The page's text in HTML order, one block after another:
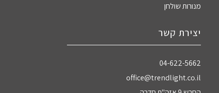
מנורות שולחן
יצירת קשר
04-622-5662‏
office@trendlight.co.il